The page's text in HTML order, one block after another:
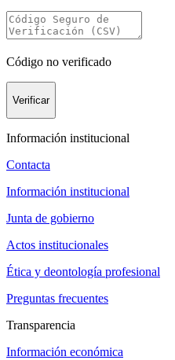
Código no verificado
Verificar
Información institucional
Contacta
Información institucional
Junta de gobierno
Actos institucionales
Ética y deontología profesional
Preguntas frecuentes
Transparencia
Información económica